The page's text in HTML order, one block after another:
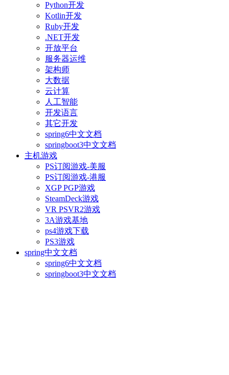
Python开发
Kotlin开发
Ruby开发
.NET开发
开放平台
服务器运维
架构师
大数据
云计算
人工智能
开发语言
其它开发
spring6中文文档
springboot3中文文档
主机游戏
PS订阅游戏-美服
PS订阅游戏-港服
XGP PGP游戏
SteamDeck游戏
VR PSVR2游戏
3A游戏基地
ps4游戏下载
PS3游戏
spring中文文档
spring6中文文档
springboot3中文文档